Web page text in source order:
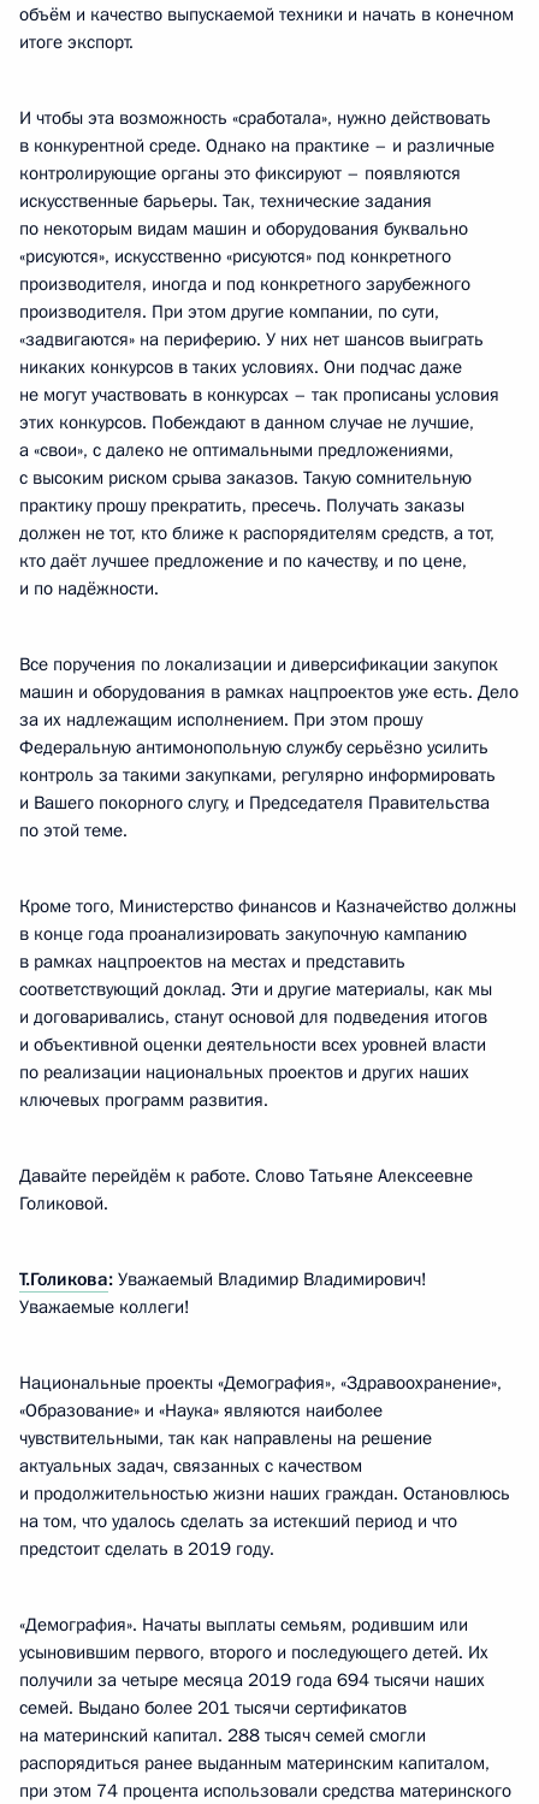
объём и качество выпускаемой техники и начать в конечном
итоге экспорт.
И чтобы эта возможность «сработала», нужно действовать
в конкурентной среде. Однако на практике – и различные
контролирующие органы это фиксируют – появляются
искусственные барьеры. Так, технические задания
по некоторым видам машин и оборудования буквально
«рисуются», искусственно «рисуются» под конкретного
производителя, иногда и под конкретного зарубежного
производителя. При этом другие компании, по сути,
«задвигаются» на периферию. У них нет шансов выиграть
никаких конкурсов в таких условиях. Они подчас даже
не могут участвовать в конкурсах – так прописаны условия
этих конкурсов. Побеждают в данном случае не лучшие,
а «свои», с далеко не оптимальными предложениями,
с высоким риском срыва заказов. Такую сомнительную
практику прошу прекратить, пресечь. Получать заказы
должен не тот, кто ближе к распорядителям средств, а тот,
кто даёт лучшее предложение и по качеству, и по цене,
и по надёжности.
Все поручения по локализации и диверсификации закупок
машин и оборудования в рамках нацпроектов уже есть. Дело
за их надлежащим исполнением. При этом прошу
Федеральную антимонопольную службу серьёзно усилить
контроль за такими закупками, регулярно информировать
и Вашего покорного слугу, и Председателя Правительства
по этой теме.
Кроме того, Министерство финансов и Казначейство должны
в конце года проанализировать закупочную кампанию
в рамках нацпроектов на местах и представить
соответствующий доклад. Эти и другие материалы, как мы
и договаривались, станут основой для подведения итогов
и объективной оценки деятельности всех уровней власти
по реализации национальных проектов и других наших
ключевых программ развития.
Давайте перейдём к работе. Слово Татьяне Алексеевне
Голиковой.
Т.Голикова: Уважаемый Владимир Владимирович!
Уважаемые коллеги!
Национальные проекты «Демография», «Здравоохранение»,
«Образование» и «Наука» являются наиболее
чувствительными, так как направлены на решение
актуальных задач, связанных с качеством
и продолжительностью жизни наших граждан. Остановлюсь
на том, что удалось сделать за истекший период и что
предстоит сделать в 2019 году.
«Демография». Начаты выплаты семьям, родившим или
усыновившим первого, второго и последующего детей. Их
получили за четыре месяца 2019 года 694 тысячи наших
семей. Выдано более 201 тысячи сертификатов
на материнский капитал. 288 тысяч семей смогли
распорядиться ранее выданным материнским капиталом,
при этом 74 процента использовали средства материнского